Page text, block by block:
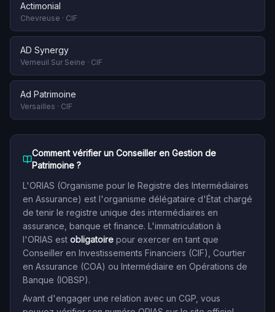
Actimonial
Chevreuse · CIF
AD Synergy
Verneuil Sur Seine · CIF
Ad Patrimoine
Versailles · CIF
Comment vérifier un Conseiller en Gestion de
Patrimoine ?
L'ORIAS (Organisme pour le Registre des Intermédiaires
en Assurance) est l'organisme délégataire d'État chargé
de tenir le registre unique des intermédiaires en
assurance, banque et finance. L'immatriculation à
l'ORIAS est obligatoire pour exercer en tant que
Conseiller en Investissements Financiers (CIF), Courtier
en Assurance (COA) ou Intermédiaire en Opérations de
Banque (IOBSP).
Avant d'engager une relation avec un CGP, vous